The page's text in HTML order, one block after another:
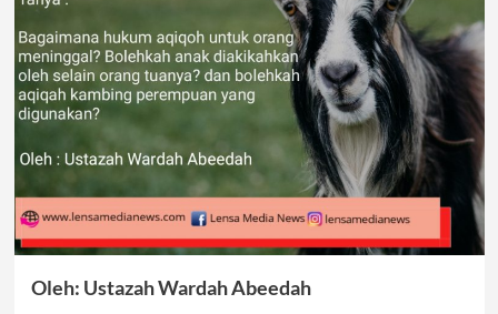
Oleh: Ustazah Wardah Abeedah